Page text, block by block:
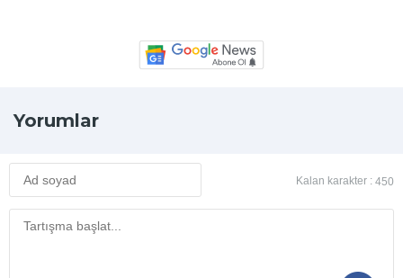
Yorumlar
Kalan karakter : 450